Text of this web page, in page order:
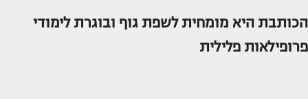
הכותבת היא מומחית לשפת גוף ובוגרת לימודי
פרופילאות פלילית